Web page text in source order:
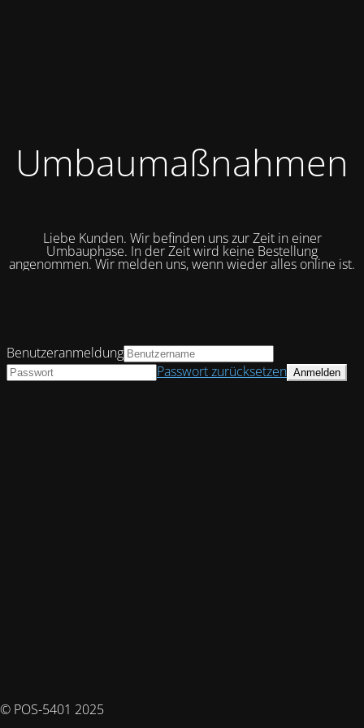
Umbaumaßnahmen
Liebe Kunden. Wir befinden uns zur Zeit in einer
Umbauphase. In der Zeit wird keine Bestellung
angenommen. Wir melden uns, wenn wieder alles online ist.
© POS-5401 2025
Benutzeranmeldung
Passwort zurücksetzen